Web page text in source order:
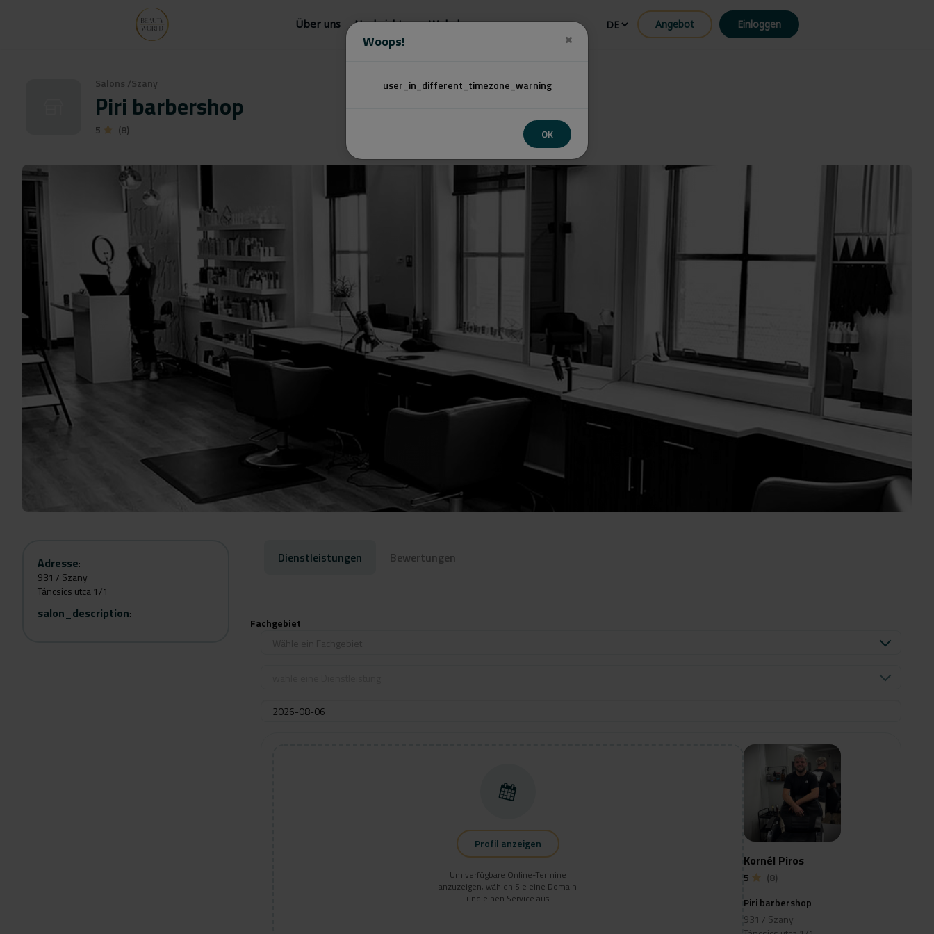
Woops!
user_in_different_timezone_warning
OK
Über uns Nachrichten Webshop Angebot Einloggen
Salons /Szany
Piri barbershop
5 (8)
Adresse:
9317 Szany
Táncsics utca 1/1
salon_description:
Dienstleistungen Bewertungen
Fachgebiet
Profil anzeigen
Um verfügbare Online-Termine
anzuzeigen, wählen Sie eine Domain
und einen Service aus
Kornél Piros
5
(8)
Piri barbershop
9317 Szany